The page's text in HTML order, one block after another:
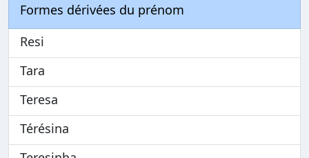
Formes dérivées du prénom
Resi
Tara
Teresa
Térésina